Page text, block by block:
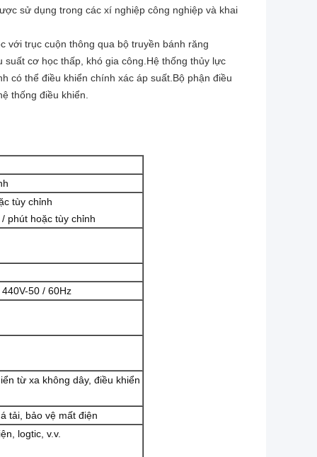
sử dụng trong các xí nghiệp công nghiệp và khai
với trục cuộn thông qua bộ truyền bánh răng
cơ học thấp, khó gia công.Hệ thống thủy lực
có thể điều khiển chính xác áp suất.Bộ phận điều
thống điều khiển.
tùy chỉnh
phút hoặc tùy chỉnh
50 / 60Hz
từ xa không dây, điều khiển
tải, bảo vệ mất điện
logtic, v.v.